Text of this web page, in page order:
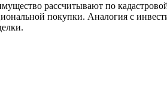
рассчитывают по
покупки. Аналогия с